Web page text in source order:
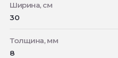
Ширина, см
30
Толщина, мм
8